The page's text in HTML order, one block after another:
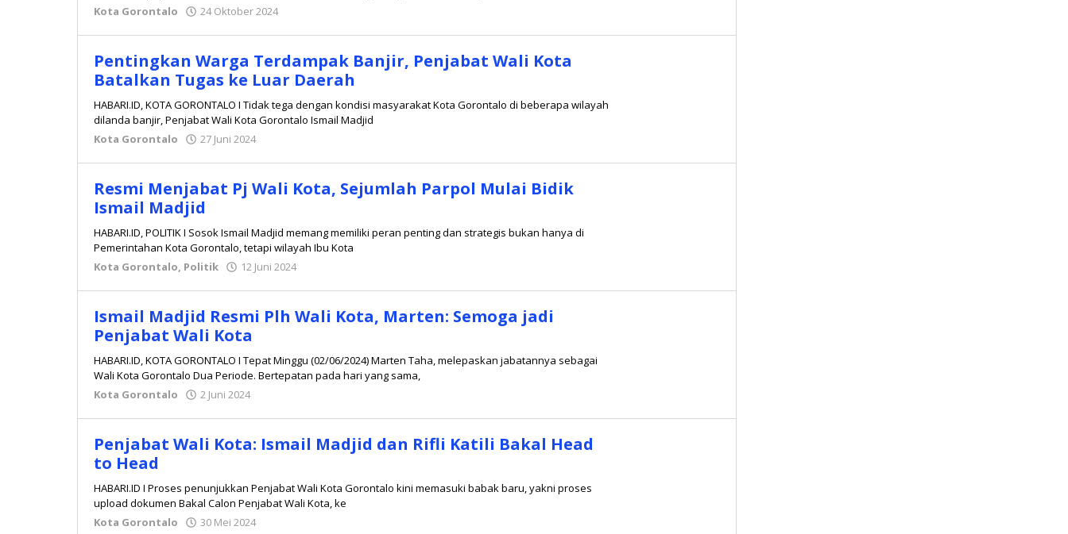
Kota Gorontalo
24 Oktober 2024
Pentingkan Warga Terdampak Banjir, Penjabat Wali Kota
Batalkan Tugas ke Luar Daerah
HABARI.ID, KOTA GORONTALO I Tidak tega dengan kondisi masyarakat Kota Gorontalo di beberapa wilayah
dilanda banjir, Penjabat Wali Kota Gorontalo Ismail Madjid
Kota Gorontalo
27 Juni 2024
Resmi Menjabat Pj Wali Kota, Sejumlah Parpol Mulai Bidik
Ismail Madjid
HABARI.ID, POLITIK I Sosok Ismail Madjid memang memiliki peran penting dan strategis bukan hanya di
Pemerintahan Kota Gorontalo, tetapi wilayah Ibu Kota
Kota Gorontalo, Politik 12 Juni 2024
Ismail Madjid Resmi Plh Wali Kota, Marten: Semoga jadi
Penjabat Wali Kota
HABARI.ID, KOTA GORONTALO I Tepat Minggu (02/06/2024) Marten Taha, melepaskan jabatannya sebagai
Wali Kota Gorontalo Dua Periode. Bertepatan pada hari yang sama,
Kota Gorontalo
2 Juni 2024
Penjabat Wali Kota: Ismail Madjid dan Rifli Katili Bakal Head
to Head
HABARI.ID I Proses penunjukkan Penjabat Wali Kota Gorontalo kini memasuki babak baru, yakni proses
upload dokumen Bakal Calon Penjabat Wali Kota, ke
Kota Gorontalo
30 Mei 2024